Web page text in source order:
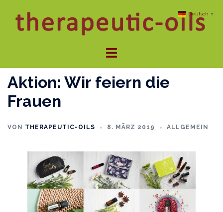
Inhalt
springen
Menü
Aktion: Wir feiern die
Frauen
VON THERAPEUTIC-OILS 8. MÄRZ 2019 ALLGEMEIN
Deutsch ▼